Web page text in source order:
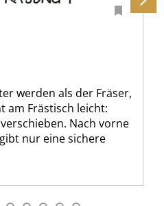
werden als der Fräser,
am Frästisch leicht:
Nach vorne
nur eine sichere